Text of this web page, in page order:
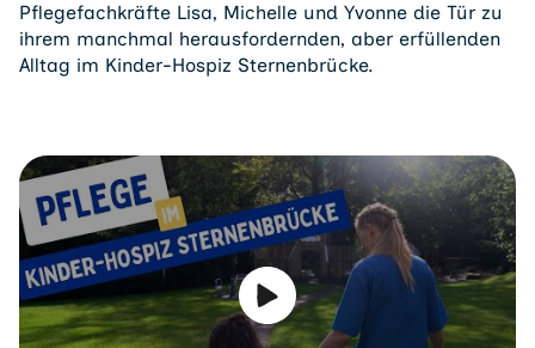
Pflegefachkräfte Lisa, Michelle und Yvonne die Tür zu
ihrem manchmal herausfordernden, aber erfüllenden
Alltag im Kinder-Hospiz Sternenbrücke.
Video abspielen